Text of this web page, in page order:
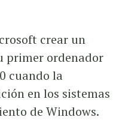
crear un
primer ordenador
cuando la
en los sistemas
de Windows.